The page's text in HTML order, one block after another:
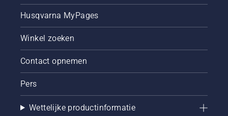
Husqvarna MyPages
Winkel zoeken
Contact opnemen
Pers
Wettelijke productinformatie